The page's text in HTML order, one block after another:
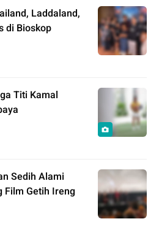
Laddaland,
di Bioskop
Titi Kamal
Sedih Alami
Film Getih Ireng